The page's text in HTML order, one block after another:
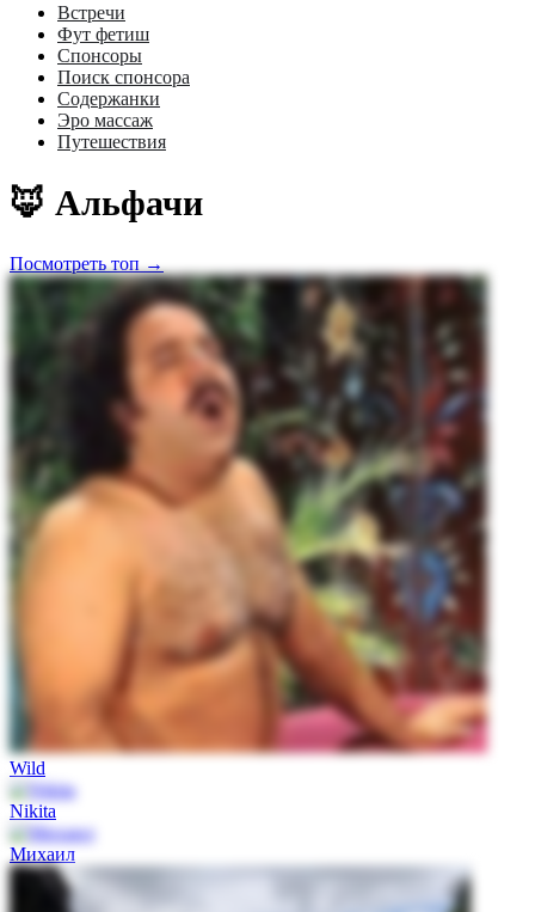
Встречи
Фут фетиш
Спонсоры
Поиск спонсора
Содержанки
Эро массаж
Путешествия
🦊 Альфачи
Посмотреть топ →
Wild
Nikita
Михаил